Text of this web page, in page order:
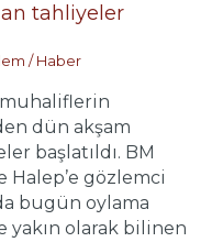
tahliyeler
/ Haber
muhaliflerin
dün akşam
başlatıldı. BM
Halep’e gözlemci
bugün oylama
yakın olarak bilinen